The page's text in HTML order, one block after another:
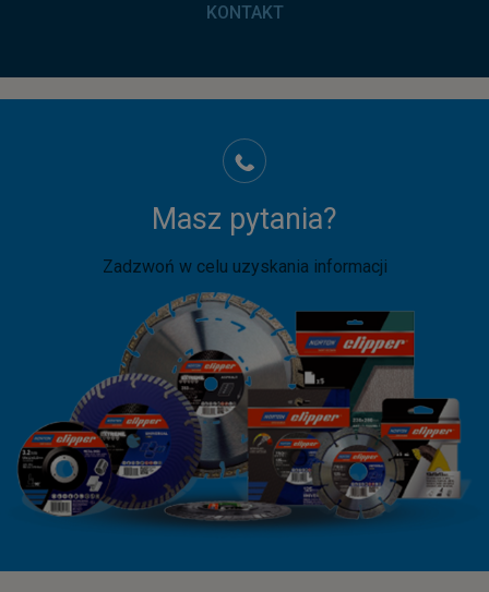
KONTAKT
Masz pytania?
Zadzwoń w celu uzyskania informacji